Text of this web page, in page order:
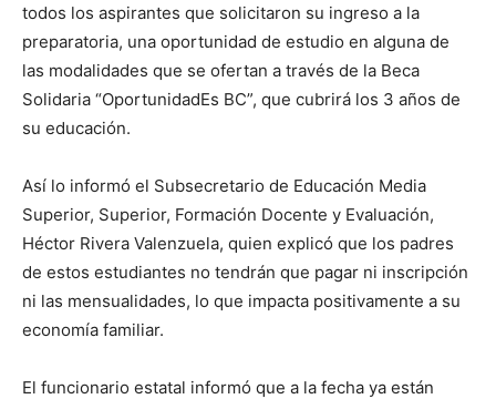
todos los aspirantes que solicitaron su ingreso a la
preparatoria, una oportunidad de estudio en alguna de
las modalidades que se ofertan a través de la Beca
Solidaria “OportunidadEs BC”, que cubrirá los 3 años de
su educación.
Así lo informó el Subsecretario de Educación Media
Superior, Superior, Formación Docente y Evaluación,
Héctor Rivera Valenzuela, quien explicó que los padres
de estos estudiantes no tendrán que pagar ni inscripción
ni las mensualidades, lo que impacta positivamente a su
economía familiar.
El funcionario estatal informó que a la fecha ya están